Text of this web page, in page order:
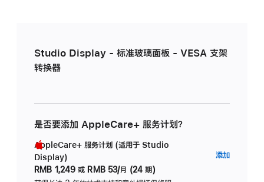
Studio Display - 标准玻璃面板 - VESA 支架
转换器
是否要添加 AppleCare+ 服务计划？
AppleCare+ 服务计划 (适用于 Studio
Display)
RMB 1,249 或 RMB 53/月 (24 期)
添加